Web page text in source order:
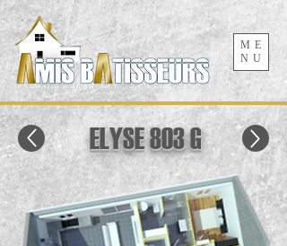
ME
NU
ELYSE 803 G